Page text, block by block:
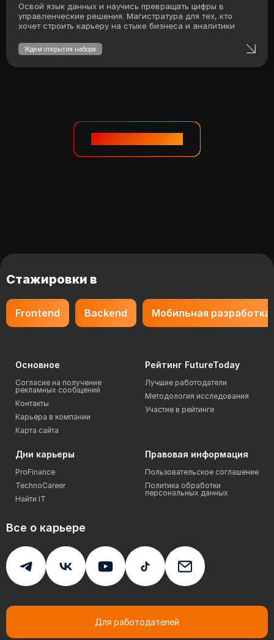
Освой язык данных и научись превращать цифры в
управленческие решения. Магистратура для тех, кто
хочет строить карьеру на стыке бизнеса и аналитики
Ждем открытия набора
Стажировки в
Frontend Backend Мобильная разработка
Для работодателей
Все о карьере
Основное
Согласие на получение
рекламных сообщений
Контакты
Карьера в компании
Карта сайта
Рейтинг FutureToday
Лучшие работодатели
Методология исследования
Участие в рейтинге
Дни карьеры
ProFinance
TechnoCareer
Найти IT
Правовая информация
Пользовательское соглашение
Политика обработки
персональных данных